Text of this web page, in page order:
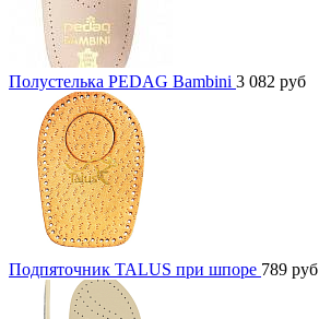
Полустелька PEDAG Bambini 3 082 руб
Подпяточник TALUS при шпоре 789 руб